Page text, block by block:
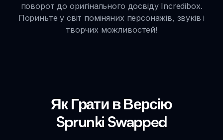
поворот до оригінального досвіду Incredibox.
Пориньте у світ поміняних персонажів, звуків і
творчих можливостей!
Як Грати в Версію
Sprunki Swapped